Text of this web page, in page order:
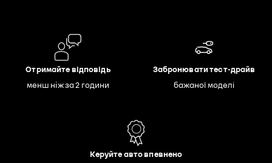
Отримайте відповідь
менш ніж за 2 години
Забронювати тест-драйв
бажаної моделі
Керуйте авто впевнено